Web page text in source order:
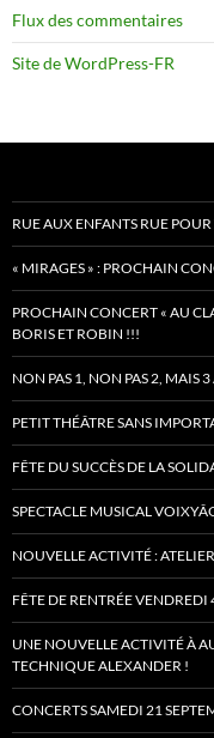
Flux des commentaires
Site de WordPress-FR
RUE AUX ENFANTS RUE
« MIRAGES » : PROCHAIN
PROCHAIN CONCERT « AU
BORIS ET ROBIN !!!
NON PAS 1, NON PAS 2, MAIS 3
PETIT THÉÂTRE SANS
FÊTE DU SUCCÈS DE LA
SPECTACLE MUSICAL
NOUVELLE ACTIVITÉ :
FÊTE DE RENTRÉE
UNE NOUVELLE ACTIVITÉ À
TECHNIQUE ALEXANDER !
CONCERTS SAMEDI 21